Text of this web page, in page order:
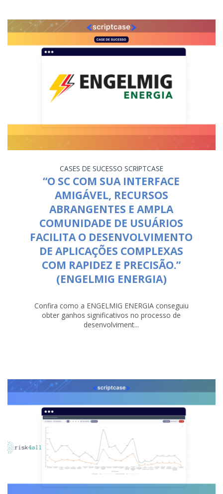
CASES DE SUCESSO SCRIPTCASE
“O SC COM SUA INTERFACE
AMIGÁVEL, RECURSOS
ABRANGENTES E AMPLA
COMUNIDADE DE USUÁRIOS
FACILITA O DESENVOLVIMENTO
DE APLICAÇÕES COMPLEXAS
COM RAPIDEZ E PRECISÃO.”
(ENGELMIG ENERGIA)
Confira como a ENGELMIG ENERGIA conseguiu
obter ganhos significativos no processo de
desenvolviment...